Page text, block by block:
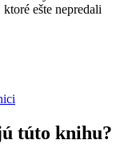
ešte nepredali
túto knihu?